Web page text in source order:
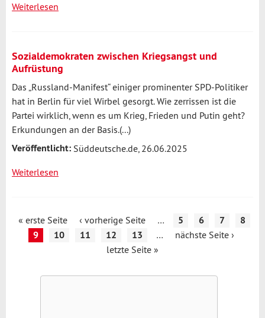
Weiterlesen
Chef
van
Aken
um
die
SPD
sorgt
Sozialdemokraten zwischen Kriegsangst und
Aufrüstung
Das „Russland-Manifest“ einiger prominenter SPD-Politiker
hat in Berlin für viel Wirbel gesorgt. Wie zerrissen ist die
Partei wirklich, wenn es um Krieg, Frieden und Putin geht?
Erkundungen an der Basis.(...)
Veröffentlicht: Süddeutsche.de, 26.06.2025
Weiterlesen
Kriegsangst
und
Seiten
« erste Seite ‹ vorherige Seite … 5 6 7
8
9
10 11 12 13 …
nächste Seite ›
letzte Seite »